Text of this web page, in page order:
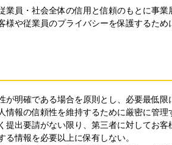
業員・社会全体の信用と信頼のもとに事
様や従業員のプライバシーを保護するため
明確である場合を原則とし、必要最低限
報の信頼性を維持するために厳密に管理
提出要請がない限り、第三者に対してお客
情報を必要以上に保有しない。